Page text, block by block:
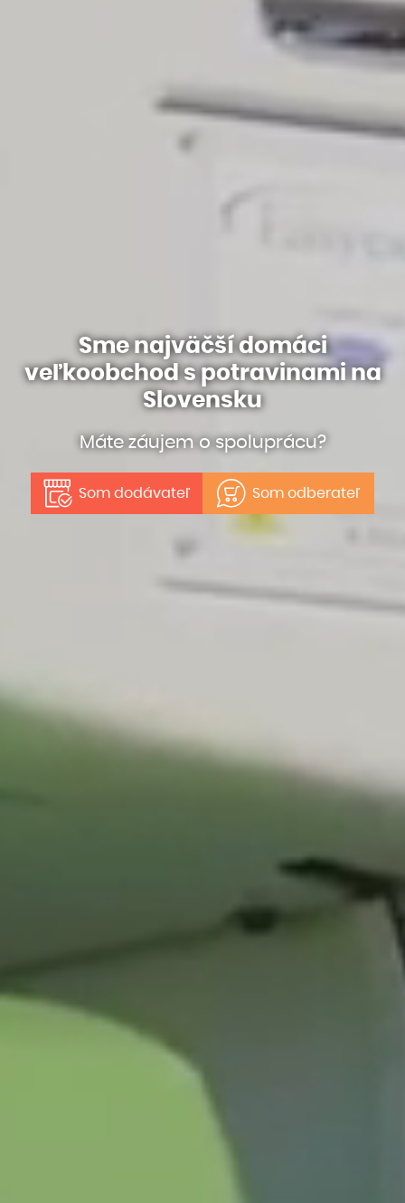
Sme najväčší domáci
veľkoobchod s potravinami na
Slovensku
Máte záujem o spoluprácu?
Som dodávateľ Som odberateľ